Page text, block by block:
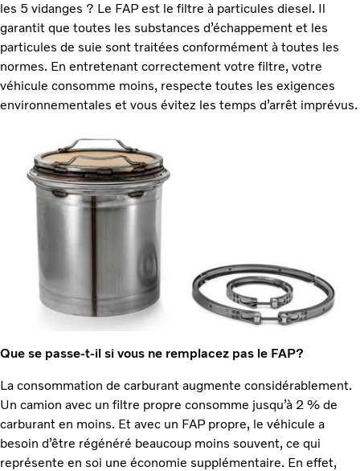
les 5 vidanges ? Le FAP est le filtre à particules diesel. Il
garantit que toutes les substances d’échappement et les
particules de suie sont traitées conformément à toutes les
normes. En entretenant correctement votre filtre, votre
véhicule consomme moins, respecte toutes les exigences
environnementales et vous évitez les temps d’arrêt imprévus.
Que se passe-t-il si vous ne remplacez pas le FAP?
La consommation de carburant augmente considérablement.
Un camion avec un filtre propre consomme jusqu’à 2 % de
carburant en moins. Et avec un FAP propre, le véhicule a
besoin d’être régénéré beaucoup moins souvent, ce qui
représente en soi une économie supplémentaire. En effet,